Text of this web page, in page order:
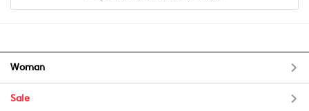
Woman
Sale